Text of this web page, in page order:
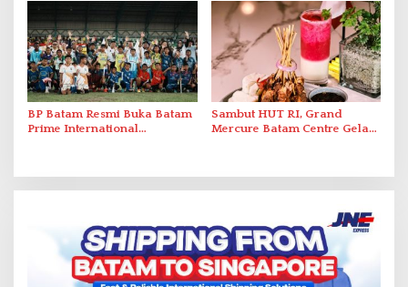
Berstandar Internasional
BP Batam Resmi Buka Batam
Prime International
Sambut HUT RI, Grand
Mercure Batam Centre Gelar